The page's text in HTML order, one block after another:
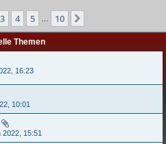
e
10
3 4 5 10
Themen
16:23
10:01
2022, 15:51